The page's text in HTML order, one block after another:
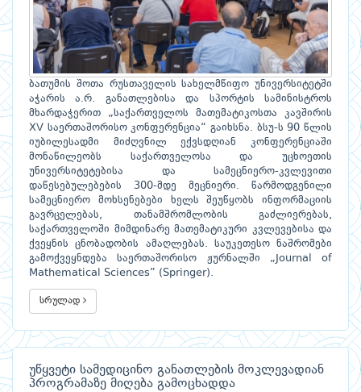
ბათუმის შოთა რუსთაველის სახელმწიფო უნივერსიტეტში
აჭარის ა.რ. განათლებისა და სპორტის სამინისტროს
მხარდაჭერით „საქართველოს მათემატიკოსთა კავშირის
XV საერთაშორისო კონფერენცია“ გაიხსნა. ბსუ-ს 90 წლის
იუბილესადმი მიძღვნილ ექვსდღიან კონფერენციაში
მონაწილეობს საქართველოსა და უცხოეთის
უნივერსიტეტებისა და სამეცნიერო-კვლევითი
დაწესებულებების 300-მდე მეცნიერი. წარმოდგენილი
სამეცნიერო მოხსენებები ხელს შეუწყობს ინფორმაციის
გავრცელებას, თანამშრომლობის გაძლიერებას,
საქართველოში მიმდინარე მათემატიკური კვლევებისა და
ქვეყნის ცნობადობის ამაღლებას. საუკეთესო ნაშრომები
გამოქვეყნდება საერთაშორისო ჟურნალში „Journal of
Mathematical Sciences” (Springer).
სრულად
უწყვეტი სამედიცინო განათლების მოკლევადიან
პროგრამაზე მიღება გამოცხადდა